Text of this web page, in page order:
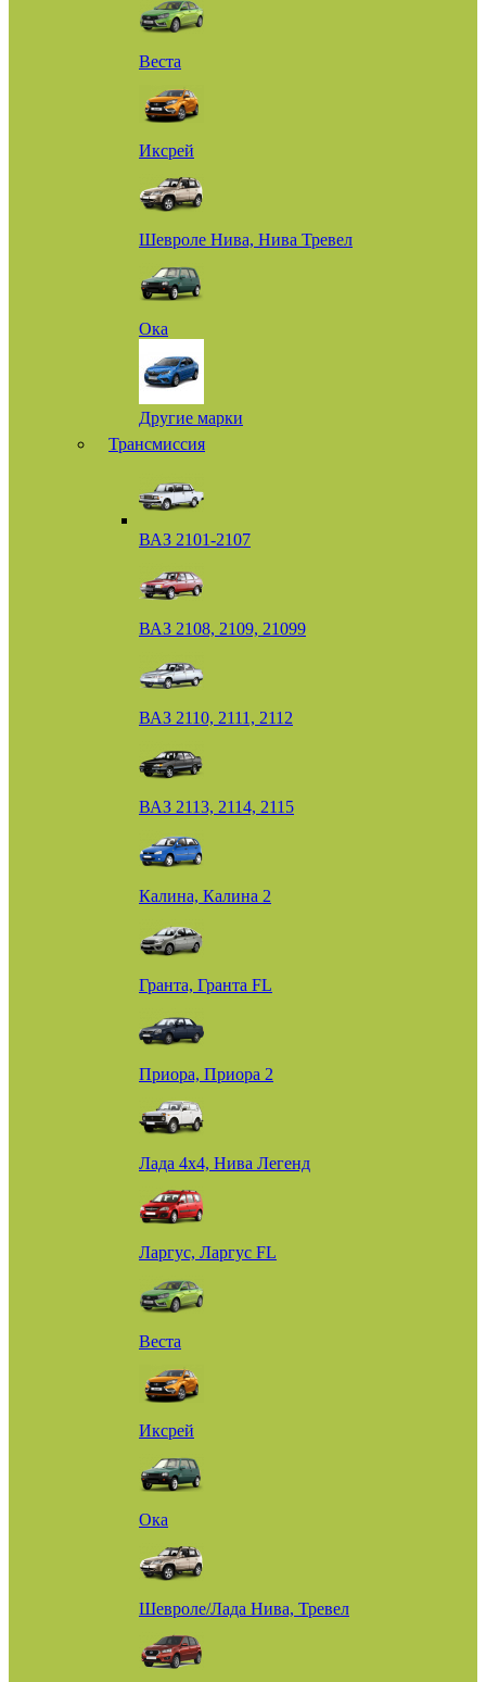
Веста
Иксрей
Шевроле Нива, Нива Тревел
Ока
Другие марки
Трансмиссия
ВАЗ 2101-2107
ВАЗ 2108, 2109, 21099
ВАЗ 2110, 2111, 2112
ВАЗ 2113, 2114, 2115
Калина, Калина 2
Гранта, Гранта FL
Приора, Приора 2
Лада 4х4, Нива Легенд
Ларгус, Ларгус FL
Веста
Иксрей
Ока
Шевроле/Лада Нива, Тревел